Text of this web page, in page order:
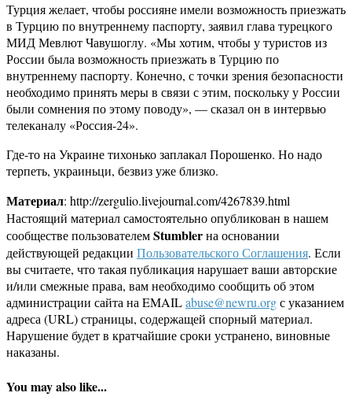
Турция желает, чтобы россияне имели возможность приезжать
в Турцию по внутреннему паспорту, заявил глава турецкого
МИД Мевлют Чавушоглу. «Мы хотим, чтобы у туристов из
России была возможность приезжать в Турцию по
внутреннему паспорту. Конечно, с точки зрения безопасности
необходимо принять меры в связи с этим, поскольку у России
были сомнения по этому поводу», — сказал он в интервью
телеканалу «Россия-24».
Где-то на Украине тихонько заплакал Порошенко. Но надо
терпеть, украиньци, безвиз уже близко.
Материал: http://zergulio.livejournal.com/4267839.html
Настоящий материал самостоятельно опубликован в нашем
сообществе пользователемStumblerна основании
действующей редакции Пользовательского Соглашения. Если
вы считаете, что такая публикация нарушает ваши авторские
и/или смежные права, вам необходимо сообщить об этом
администрации сайта на EMAILabuse@newru.orgс указанием
адреса (URL) страницы, содержащей спорный материал.
Нарушение будет в кратчайшие сроки устранено, виновные
наказаны.
You may also like...